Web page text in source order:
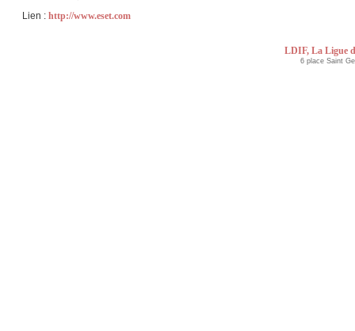
Lien : http://www.eset.com
LDIF, La Ligue
6 place Saint